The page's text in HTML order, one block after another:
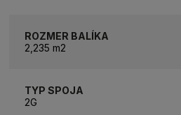
ROZMER BALÍKA
2,235 m2
TYP SPOJA
2G